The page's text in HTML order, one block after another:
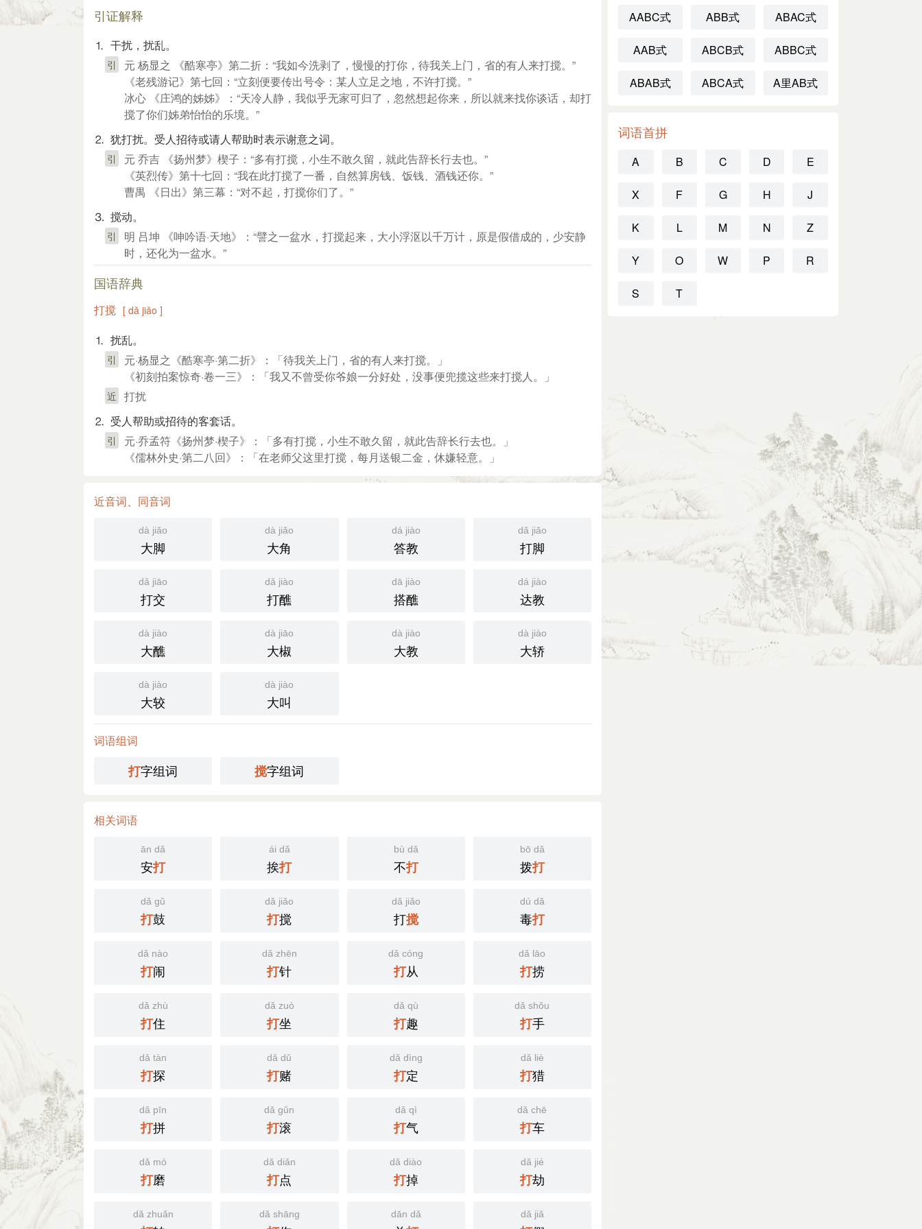
引证解释
⒈ 干扰，扰乱。
引
元 杨显之 《酷寒亭》第二折：“我如今洗剥了，慢慢的打你，待我关上门，省的有人来打搅。”
《老残游记》第七回：“立刻便要传出号令：某人立足之地，不许打搅。”
冰心 《庄鸿的姊姊》：“天冷人静，我似乎无家可归了，忽然想起你来，所以就来找你谈话，却打
搅了你们姊弟怡怡的乐境。”
⒉ 犹打扰。受人招待或请人帮助时表示谢意之词。
引
元 乔吉 《扬州梦》楔子：“多有打搅，小生不敢久留，就此告辞长行去也。”
《英烈传》第十七回：“我在此打搅了一番，自然算房钱、饭钱、酒钱还你。”
曹禺 《日出》第三幕：“对不起，打搅你们了。”
⒊ 搅动。
引
明 吕坤 《呻吟语·天地》：“譬之一盆水，打搅起来，大小浮沤以千万计，原是假借成的，少安静
时，还化为一盆水。”
国语辞典
打搅 [ dǎ jiǎo ]
⒈ 扰乱。
引
元·杨显之《酷寒亭·第二折》：「待我关上门，省的有人来打搅。」
《初刻拍案惊奇·卷一三》：「我又不曾受你爷娘一分好处，没事便兜揽这些来打搅人。」
近 打扰
⒉ 受人帮助或招待的客套话。
引
元·乔孟符《扬州梦·楔子》：「多有打搅，小生不敢久留，就此告辞长行去也。」
《儒林外史·第二八回》：「在老师父这里打搅，每月送银二金，休嫌轻意。」
近音词、同音词
dà jiǎo
大脚
dà jiǎo
大角
dá jiào
答教
dǎ jiǎo
打脚
dǎ jiāo
打交
dǎ jiào
打醮
dā jiào
搭醮
dá jiào
达教
dà jiào
大醮
dà jiāo
大椒
dà jiào
大教
dà jiào
大轿
dà jiào
大较
dà jiào
大叫
词语组词
打字组词 搅字组词
相关词语
ān dǎ
安打
ái dǎ
挨打
bù dǎ
不打
bō dǎ
拨打
dǎ gǔ
打鼓
dǎ jiǎo
打搅
dǎ jiǎo
打搅
dú dǎ
毒打
dǎ nào
打闹
dǎ zhēn
打针
dǎ cóng
打从
dǎ lāo
打捞
dǎ zhù
打住
dǎ zuò
打坐
dǎ qù
打趣
dǎ shǒu
打手
dǎ tàn
打探
dǎ dǔ
打赌
dǎ dìng
打定
dǎ liè
打猎
dǎ pīn
打拼
dǎ gǔn
打滚
dǎ qì
打气
dǎ chē
打车
dǎ mó
打磨
dǎ diǎn
打点
dǎ diào
打掉
dǎ jié
打劫
dǎ zhuǎn dǎ shāng dān dǎ dǎ jiǎ
AABC式 ABB式 ABAC式
AAB式 ABCB式 ABBC式
ABAB式 ABCA式 A里AB式
词语首拼
A B C D E
X F G H J
K L M N Z
Y O W P R
S T